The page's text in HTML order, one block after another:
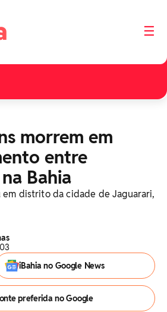
☰
morrem em
entre
Bahia
distrito da cidade de Jaguarari,
iBahia no Google News
preferida no Google